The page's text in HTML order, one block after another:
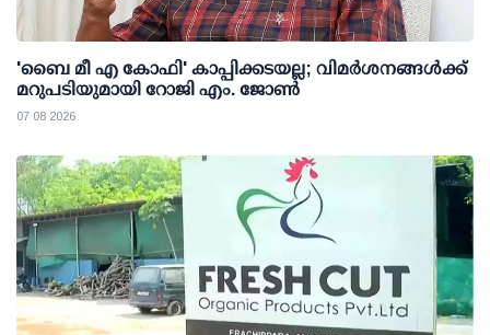
'ബൈ മീ എ കോഫി' കാപ്പിക്കടയല്ല; വിമര്‍ശനങ്ങള്‍ക്ക്
മറുപടിയുമായി റോജി എം. ജോണ്‍
07 08 2026